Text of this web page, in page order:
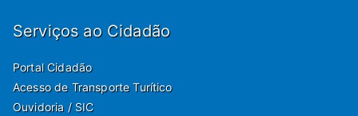
Serviços ao Cidadão
Portal Cidadão
Acesso de Transporte Turítico
Ouvidoria / SIC